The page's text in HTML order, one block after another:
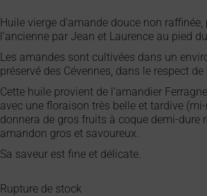
Huile vierge d’amande douce non raffinée,
l’ancienne par Jean et Laurence au pied
Les amandes sont cultivées dans un
préservé des Cévennes, dans le respect de
Cette huile provient de l’amandier
avec une floraison très belle et tardive
donnera de gros fruits à coque demi-dure
amandon gros et savoureux.
Sa saveur est fine et délicate.
Rupture de stock